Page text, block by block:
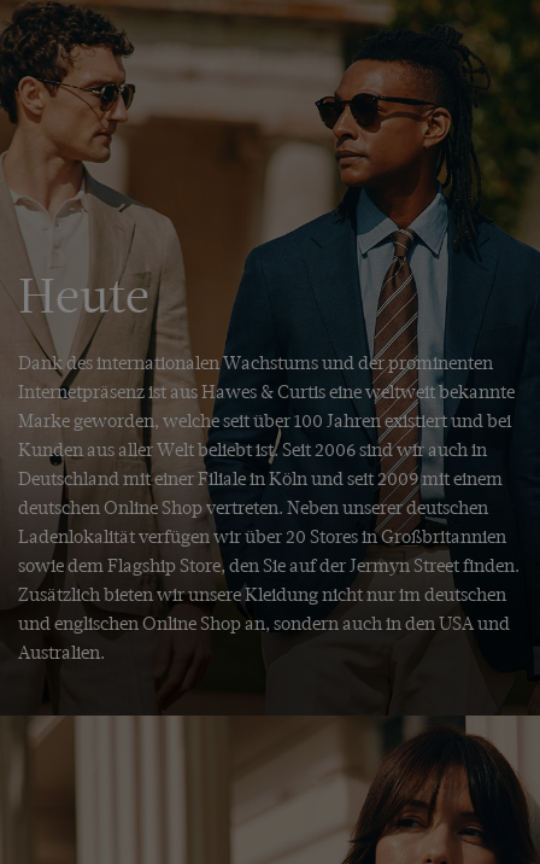
Heute
Dank des internationalen Wachstums und der prominenten
Internetpräsenz ist aus Hawes & Curtis eine weltweit bekannte
Marke geworden, welche seit über 100 Jahren existiert und bei
Kunden aus aller Welt beliebt ist. Seit 2006 sind wir auch in
Deutschland mit einer Filiale in Köln und seit 2009 mit einem
deutschen Online Shop vertreten. Neben unserer deutschen
Ladenlokalität verfügen wir über 20 Stores in Großbritannien
sowie dem Flagship Store, den Sie auf der Jermyn Street finden.
Zusätzlich bieten wir unsere Kleidung nicht nur im deutschen
und englischen Online Shop an, sondern auch in den USA und
Australien.